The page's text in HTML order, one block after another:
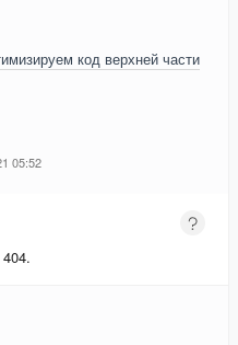
код верхней части
05:52